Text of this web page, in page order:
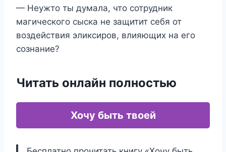
— Неужто ты думала, что сотрудник
магического сыска не защитит себя от
воздействия эликсиров, влияющих на его
сознание?
Читать онлайн полностью
Хочу быть твоей